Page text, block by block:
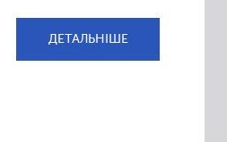
ДЕТАЛЬНІШЕ